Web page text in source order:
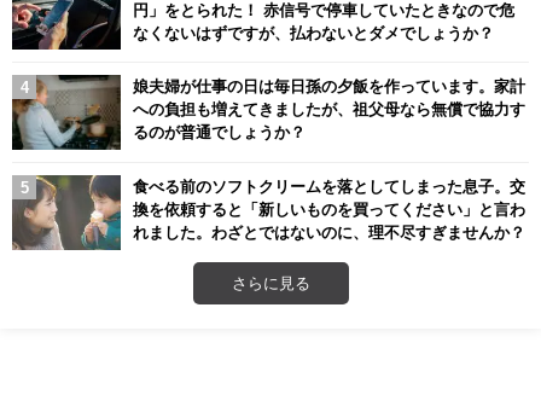
円」をとられた！ 赤信号で停車していたときなので危
なくないはずですが、払わないとダメでしょうか？
娘夫婦が仕事の日は毎日孫の夕飯を作っています。家計
への負担も増えてきましたが、祖父母なら無償で協力す
るのが普通でしょうか？
食べる前のソフトクリームを落としてしまった息子。交
換を依頼すると「新しいものを買ってください」と言わ
れました。わざとではないのに、理不尽すぎませんか？
さらに見る